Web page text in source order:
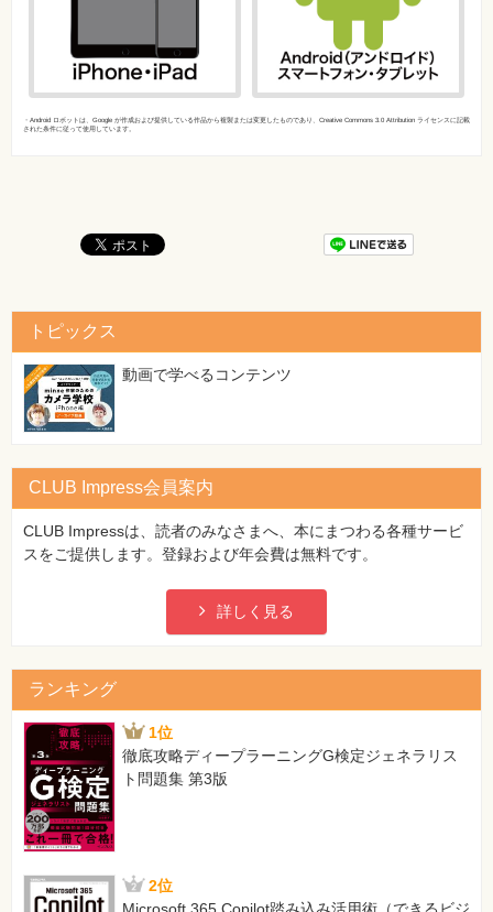
・Android ロボットは、Google が作成および提供している作品から複製または変更したものであり、Creative Commons 3.0 Attribution ライセンスに記載
された条件に従って使用しています。
トピックス
動画で学べるコンテンツ
CLUB Impress会員案内
CLUB Impressは、読者のみなさまへ、本にまつわる各種サービ
スをご提供します。登録および年会費は無料です。
詳しく見る
ランキング
1位
徹底攻略ディープラーニングG検定ジェネラリス
ト問題集 第3版
2位
Microsoft 365 Copilot踏み込み活用術（できるビジ